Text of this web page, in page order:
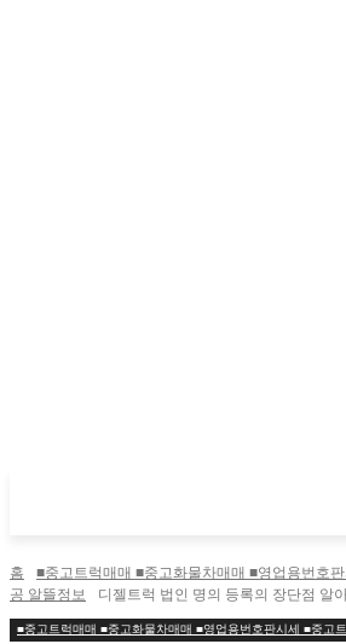
홈
■중고트럭매매 ■중고화물차매매 ■영업용번호
공 알뜰정보
디젤트럭 법인 명의 등록의 장단점 알
■중고트럭매매 ■중고화물차매매 ■영업용번호판시세 ■중고